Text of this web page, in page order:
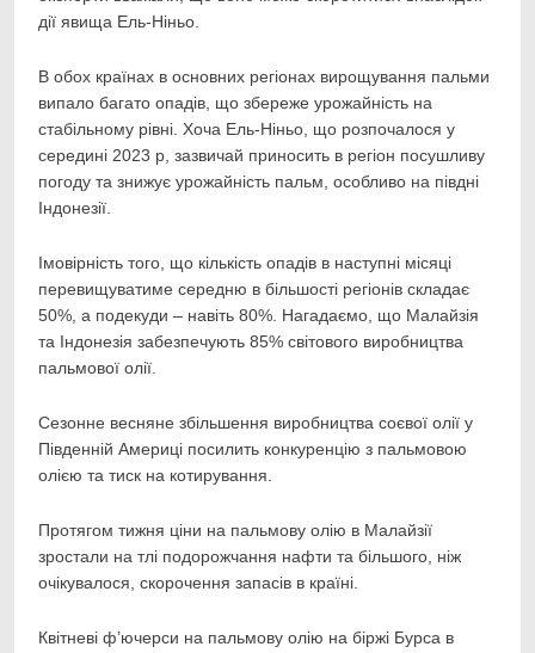
дії явища Ель-Ніньо.
В обох країнах в основних регіонах вирощування пальми
випало багато опадів, що збереже урожайність на
стабільному рівні. Хоча Ель-Ніньо, що розпочалося у
середині 2023 р, зазвичай приносить в регіон посушливу
погоду та знижує урожайність пальм, особливо на півдні
Індонезії.
Імовірність того, що кількість опадів в наступні місяці
перевищуватиме середню в більшості регіонів складає
50%, а подекуди – навіть 80%. Нагадаємо, що Малайзія
та Індонезія забезпечують 85% світового виробництва
пальмової олії.
Сезонне весняне збільшення виробництва соєвої олії у
Південній Америці посилить конкуренцію з пальмовою
олією та тиск на котирування.
Протягом тижня ціни на пальмову олію в Малайзії
зростали на тлі подорожчання нафти та більшого, ніж
очікувалося, скорочення запасів в країні.
Квітневі ф’ючерси на пальмову олію на біржі Бурса в